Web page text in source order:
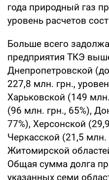
года природный газ
уровень расчетов
Больше всего
предприятия ТКЭ
Днепропетровской
227,8 млн. грн.,
Харьковской (149
(96 млн. грн., 65%),
77%), Херсонской
Черкасской (21,5 млн.
Житомирской
Общая сумма долга
указанных семи